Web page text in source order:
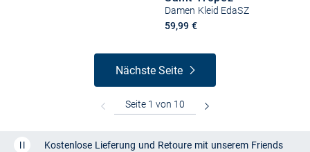
Damen Kleid EdaSZ
59,99 €
Nächste Seite
Kostenlose Lieferung und Retoure mit unserem Friends